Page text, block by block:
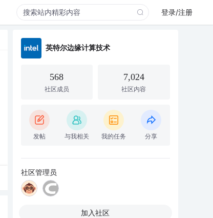
登录/注册
英特尔边缘计算技术
568
社区成员
7,024
社区内容
发帖 与我相关 我的任务 分享
社区管理员
加入社区